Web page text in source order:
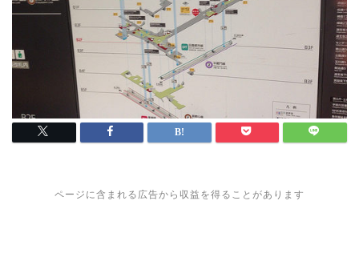
ページに含まれる広告から収益を得ることがあります